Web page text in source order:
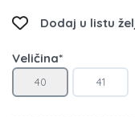
Dodaj u listu
Veličina*
40 41